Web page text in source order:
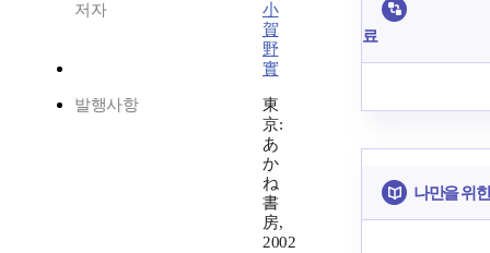
저자
小
賀
野
實
발행사항
東
京:
あ
か
ね
書
房,
2002
료
나만을 위